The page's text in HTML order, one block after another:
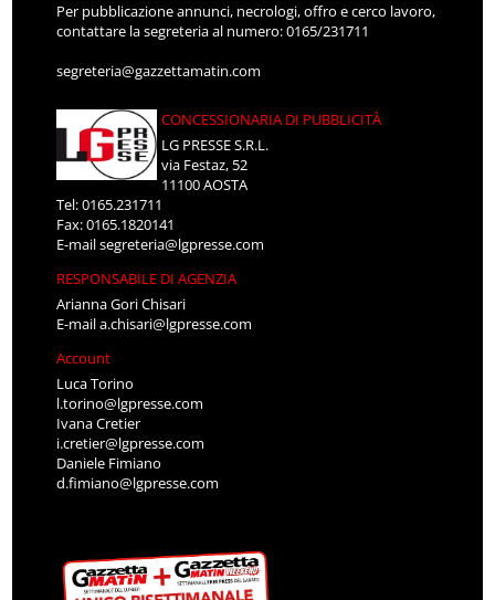
Per pubblicazione annunci, necrologi, offro e cerco lavoro,
contattare la segreteria al numero: 0165/231711
segreteria@gazzettamatin.com
CONCESSIONARIA DI PUBBLICITÀ
LG PRESSE S.R.L.
via Festaz, 52
11100 AOSTA
Tel: 0165.231711
Fax: 0165.1820141
E-mailsegreteria@lgpresse.com
RESPONSABILE DI AGENZIA
Arianna Gori Chisari
E-maila.chisari@lgpresse.com
Account
Luca Torino
l.torino@lgpresse.com
Ivana Cretier
i.cretier@lgpresse.com
Daniele Fimiano
d.fimiano@lgpresse.com